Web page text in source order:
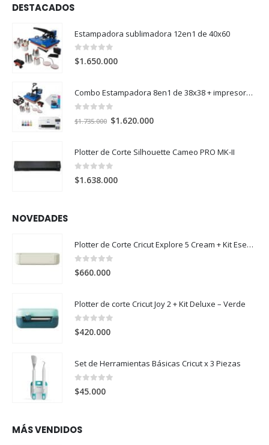
DESTACADOS
Estampadora sublimadora 12en1 de 40x60
0 out of 5
$1.650.000
Combo Estampadora 8en1 de 38x38 + impresora de sublimación Epson SureColor F170
$1.735.000 El
$1.735.000.
$1.620.000El
Plotter de Corte Silhouette Cameo PRO MK-II
0 out of 5
$1.638.000
NOVEDADES
Plotter de Corte Cricut Explore 5 Cream + Kit Esencial
0 out of 5
$660.000
Plotter de corte Cricut Joy 2 + Kit Deluxe – Verde
0 out of 5
$420.000
Set de Herramientas Básicas Cricut x 3 Piezas
0
$45.000
MÁS VENDIDOS